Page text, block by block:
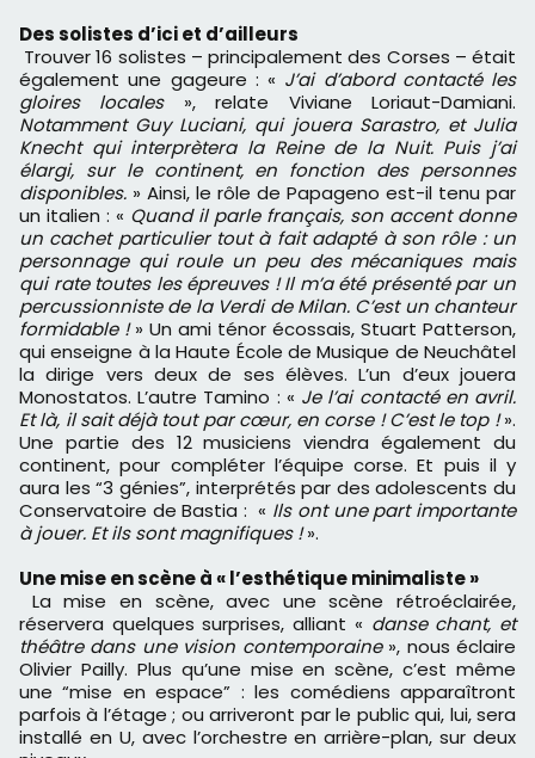
Des solistes d’ici et d’ailleurs
Trouver 16 solistes – principalement des Corses – était
également une gageure : « J’ai d’abord contacté les
gloires locales», relate Viviane Loriaut-Damiani.
Notamment Guy Luciani, qui jouera Sarastro, et Julia
Knecht qui interprètera la Reine de la Nuit. Puis j’ai
élargi, sur le continent, en fonction des personnes
disponibles. » Ainsi, le rôle de Papageno est-il tenu par
un italien : « Quand il parle français, son accent donne
un cachet particulier tout à fait adapté à son rôle : un
personnage qui roule un peu des mécaniques mais
qui rate toutes les épreuves ! Il m’a été présenté par un
percussionniste de la Verdi de Milan. C’est un chanteur
formidable !» Un ami ténor écossais, Stuart Patterson,
qui enseigne à la Haute École de Musique de Neuchâtel
la dirige vers deux de ses élèves. L’un d’eux jouera
Monostatos. L’autre Tamino : « Je l’ai contacté en avril.
Et là, il sait déjà tout par cœur, en corse ! C’est le top !».
Une partie des 12 musiciens viendra également du
continent, pour compléter l’équipe corse. Et puis il y
aura les “3 génies”, interprétés par des adolescents du
Conservatoire de Bastia : « Ils ont une part importante
à jouer. Et ils sont magnifiques !».
Une mise en scène à « l’esthétique minimaliste »
La mise en scène, avec une scène rétroéclairée,
réservera quelques surprises, alliant « danse chant, et
théâtre dans une vision contemporaine », nous éclaire
Olivier Pailly. Plus qu’une mise en scène, c’est même
une “mise en espace” : les comédiens apparaîtront
parfois à l’étage ; ou arriveront par le public qui, lui, sera
installé en U, avec l’orchestre en arrière-plan, sur deux